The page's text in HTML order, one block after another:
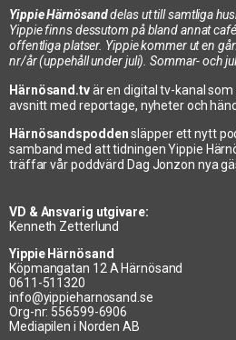
Yippie Härnösanddelas ut till samtliga
Yippie finns dessutom på bland annat
offentliga platser. Yippie kommer ut en
nr/år (uppehåll under juli). Sommar- och
Härnösand.tvär en digital tv-kanal
avsnitt med reportage, nyheter och
Härnösandspoddensläpper ett nytt
samband med att tidningen Yippie
träffar vår poddvärd Dag Jonzon nya
VD & Ansvarig utgivare:
Kenneth Zetterlund
Yippie Härnösand
Köpmangatan 12 A Härnösand
0611-511320
info@yippieharnosand.se
Org-nr: 556599-6906
Mediapilen i Norden AB